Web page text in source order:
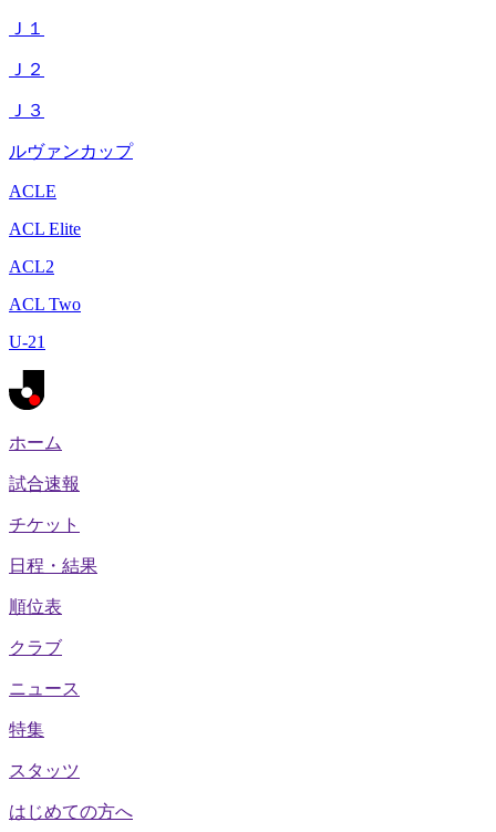
Ｊ１
Ｊ２
Ｊ３
ルヴァンカップ
ACLE
ACL Elite
ACL2
ACL Two
U-21
ホーム
試合速報
チケット
日程・結果
順位表
クラブ
ニュース
特集
スタッツ
はじめての方へ